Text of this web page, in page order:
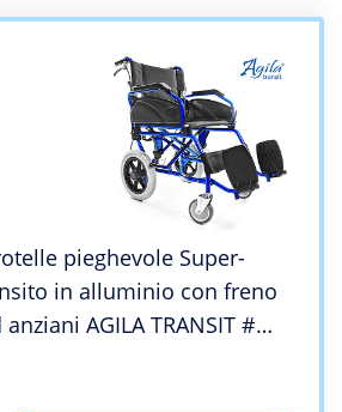
pieghevole Super-
in alluminio con freno
AGILA TRANSIT #
di frenata # Cintura di